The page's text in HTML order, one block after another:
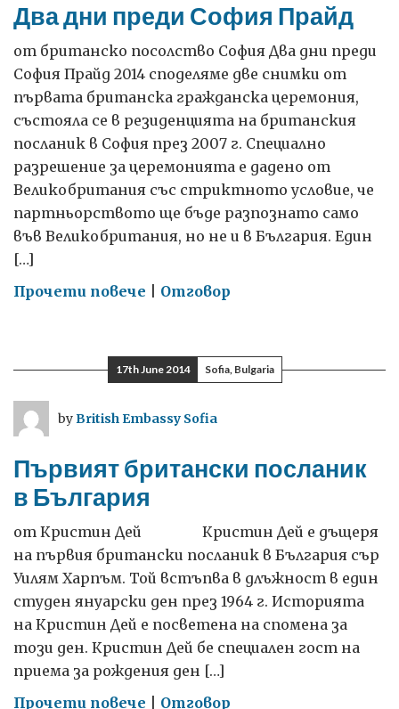
Два дни преди София Прайд
от британско посолство София Два дни преди
София Прайд 2014 споделяме две снимки от
първата британска гражданска церемония,
състояла се в резиденцията на британския
посланик в София през 2007 г. Специално
разрешение за церемонията е дадено от
Великобритания със стриктното условие, че
партньорството ще бъде разпознато само
във Великобритания, но не и в България. Един
[…]
Прочети повече on
преди
София
Отговор
17th June 2014 Sofia, Bulgaria
byBritish Embassy Sofia
Първият британски посланик
в България
от Кристин Дей Кристин Дей е дъщеря
на първия британски посланик в България сър
Уилям Харпъм. Той встъпва в длъжност в един
студен януарски ден през 1964 г. Историята
на Кристин Дей е посветена на спомена за
този ден. Кристин Дей бе специален гост на
приема за рождения ден […]
Прочети повече onОтговор